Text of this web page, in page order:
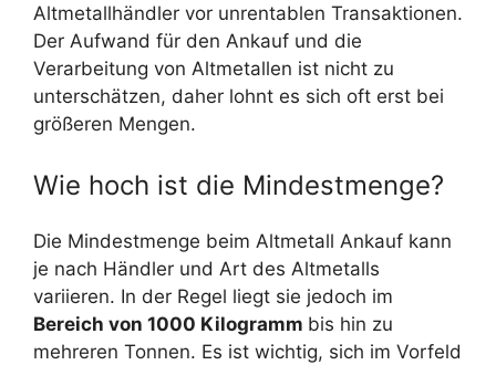
Altmetallhändler vor unrentablen Transaktionen.
Der Aufwand für den Ankauf und die
Verarbeitung von Altmetallen ist nicht zu
unterschätzen, daher lohnt es sich oft erst bei
größeren Mengen.
Wie hoch ist die Mindestmenge?
Die Mindestmenge beim Altmetall Ankauf kann
je nach Händler und Art des Altmetalls
variieren. In der Regel liegt sie jedoch im
Bereich von 1000 Kilogramm bis hin zu
mehreren Tonnen. Es ist wichtig, sich im Vorfeld